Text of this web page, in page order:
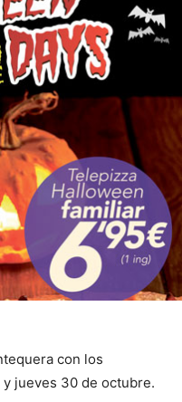
con los
jueves 30 de octubre.